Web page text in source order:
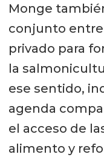
Monge
conjunto
privado para
la
ese sentido,
agenda
el acceso de
alimento y